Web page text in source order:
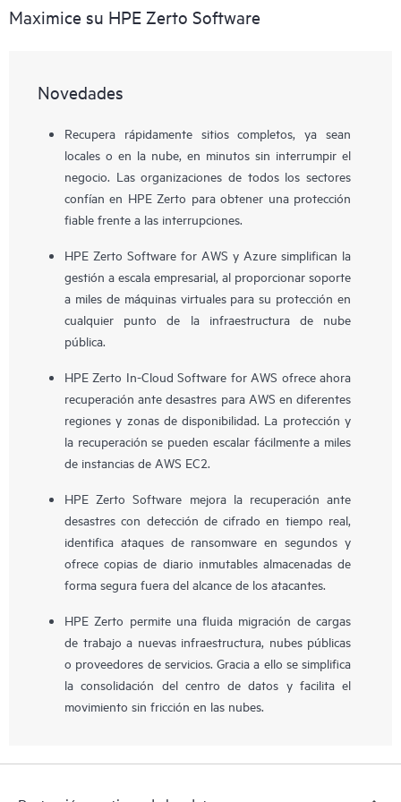
Maximice su HPE Zerto Software
Novedades
Recupera rápidamente sitios completos, ya sean
locales o en la nube, en minutos sin interrumpir el
negocio. Las organizaciones de todos los sectores
confían en HPE Zerto para obtener una protección
fiable frente a las interrupciones.
HPE Zerto Software for AWS y Azure simplifican la
gestión a escala empresarial, al proporcionar soporte
a miles de máquinas virtuales para su protección en
cualquier punto de la infraestructura de nube
pública.
HPE Zerto In-Cloud Software for AWS ofrece ahora
recuperación ante desastres para AWS en diferentes
regiones y zonas de disponibilidad. La protección y
la recuperación se pueden escalar fácilmente a miles
de instancias de AWS EC2.
HPE Zerto Software mejora la recuperación ante
desastres con detección de cifrado en tiempo real,
identifica ataques de ransomware en segundos y
ofrece copias de diario inmutables almacenadas de
forma segura fuera del alcance de los atacantes.
HPE Zerto permite una fluida migración de cargas
de trabajo a nuevas infraestructura, nubes públicas
o proveedores de servicios. Gracia a ello se simplifica
la consolidación del centro de datos y facilita el
movimiento sin fricción en las nubes.